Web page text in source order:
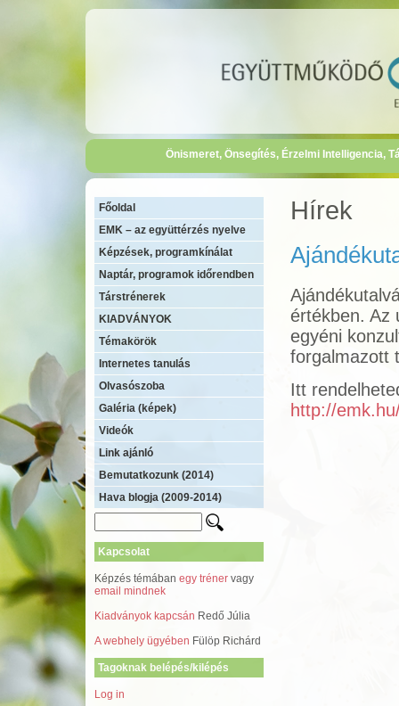
Önismeret, Önsegítés, Érzelmi Intelligencia,
Főoldal
EMK – az együttérzés nyelve
Képzések, programkínálat
Naptár, programok időrendben
Társtrénerek
KIADVÁNYOK
Témakörök
Internetes tanulás
Olvasószoba
Galéria (képek)
Videók
Link ajánló
Bemutatkozunk (2014)
Hava blogja (2009-2014)
Kapcsolat
Képzés témában egy tréner vagy
email mindnek
Kiadványok kapcsán Redő Júlia
A webhely ügyében Fülöp Richárd
Tagoknak belépés/kilépés
Log in
Hírek
értékben. Az
egyéni
forgalmazott
Itt
http://